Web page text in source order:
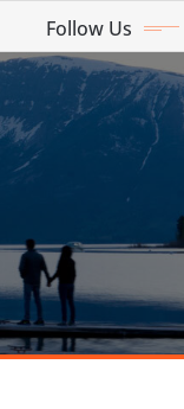
Follow Us